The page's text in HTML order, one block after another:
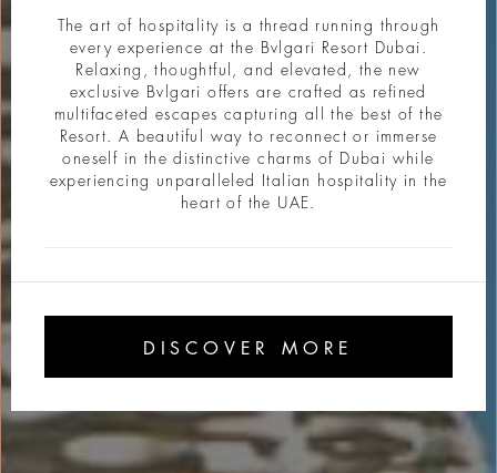
The art of hospitality is a thread running through
every experience at the Bvlgari Resort Dubai.
Relaxing, thoughtful, and elevated, the new
exclusive Bvlgari offers are crafted as refined
multifaceted escapes capturing all the best of the
Resort. A beautiful way to reconnect or immerse
oneself in the distinctive charms of Dubai while
experiencing unparalleled Italian hospitality in the
heart of the UAE.
DISCOVER MORE